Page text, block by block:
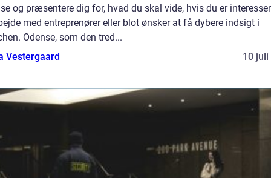
og præsentere dig for, hvad du skal vide, hvis du er
med entreprenører eller blot ønsker at få dybere indsigt i
Odense, som den tred...
Vestergaard
10 juli